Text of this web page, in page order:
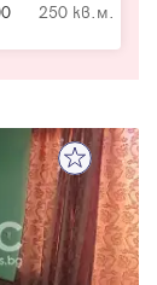
250 кв.м.